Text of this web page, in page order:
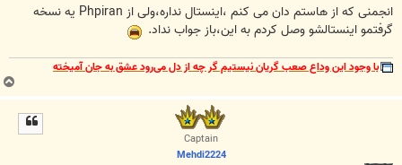
انجمنی که از هاستم دان می کنم ،اینستال نداره،ولی از Phpiran یه نسخه
گرفتمو اینستالشو وصل کردم به این،باز جواب نداد.
با وجود این وداع صعب گریان نیستیم گر چه از دل می‌رود عشق به جان آمیخته
ب
ا
Captain
Mehdi2224